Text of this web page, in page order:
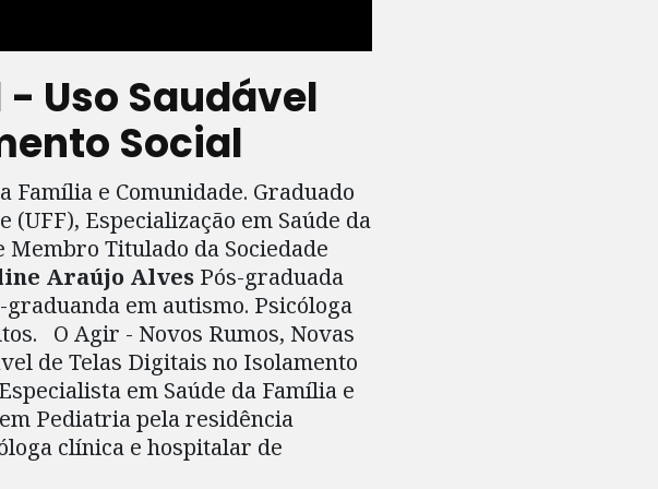
Uso Saudável
Social
Família e Comunidade. Graduado
Especialização em Saúde da
Membro Titulado da Sociedade
Araújo Alves Pós-graduada
em autismo. Psicóloga
O Agir - Novos Rumos, Novas
de Telas Digitais no Isolamento
em Saúde da Família e
Pediatria pela residência
clínica e hospitalar de